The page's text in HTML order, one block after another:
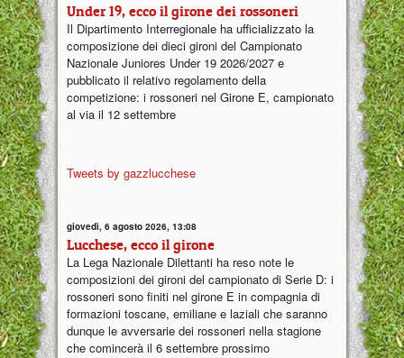
Under 19, ecco il girone dei rossoneri
Il Dipartimento Interregionale ha ufficializzato la
composizione dei dieci gironi del Campionato
Nazionale Juniores Under 19 2026/2027 e
pubblicato il relativo regolamento della
competizione: i rossoneri nel Girone E, campionato
al via il 12 settembre
Tweets by gazzlucchese
giovedì, 6 agosto 2026, 13:08
Lucchese, ecco il girone
La Lega Nazionale Dilettanti ha reso note le
composizioni dei gironi del campionato di Serie D: i
rossoneri sono finiti nel girone E in compagnia di
formazioni toscane, emiliane e laziali che saranno
dunque le avversarie dei rossoneri nella stagione
che comincerà il 6 settembre prossimo